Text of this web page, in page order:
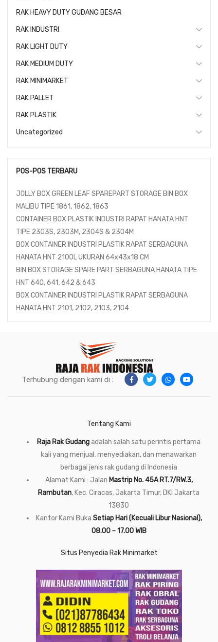
RAK HEAVY DUTY GUDANG BESAR
RAK INDUSTRI
RAK LIGHT DUTY
RAK MEDIUM DUTY
RAK MINIMARKET
RAK PALLET
RAK PLASTIK
Uncategorized
POS-POS TERBARU
JOLLY BOX GREEN LEAF SPAREPART STORAGE BIN BOX
MALIBU TIPE 1861, 1862, 1863
CONTAINER BOX PLASTIK INDUSTRI RAPAT HANATA HNT
TIPE 2303S, 2303M, 2304S & 2304M
BOX CONTAINER INDUSTRI PLASTIK RAPAT SERBAGUNA
HANATA HNT 2100L UKURAN 64x43x18 CM
BIN BOX STORAGE SPARE PART SERBAGUNA HANATA TIPE
HNT 640, 641, 642 & 643
BOX CONTAINER INDUSTRI PLASTIK RAPAT SERBAGUNA
HANATA HNT 2101, 2102, 2103, 2104
Terhubung dengan kami di :
Tentang Kami
Raja Rak Gudangadalah salah satu perintis pertama
kali yang menjual, menyediakan, dan menawarkan
berbagai jenis rak gudang di Indonesia
Alamat Kami : Jalan Mastrip No. 45A RT.7/RW.3,
Rambutan, Kec. Ciracas, Jakarta Timur, DKI Jakarta
13830
Kantor Kami Buka Setiap Hari (Kecuali Libur Nasional),
08.00 – 17.00 WIB
Situs Penyedia Rak Minimarket